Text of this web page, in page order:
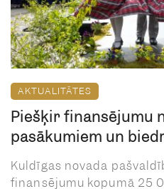
AKTUALITĀTES
Piešķir finansējumu
pasākumiem un
Kuldīgas novada
finansējumu kopumā 25